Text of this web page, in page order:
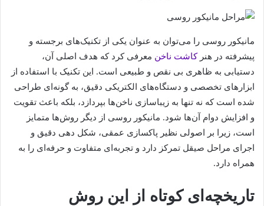
مانیکور روسی را می‌توان به عنوان یکی از تکنیک‌های برجسته و
پیشرفته در هنرکاشت ناخن معرفی کرد که هدف اصلی آن،
دستیابی به ظاهری بی‌ نقص و طبیعی است. این تکنیک با استفاده از
ابزارهای تخصصی و دستگاه‌های الکتریکی دقیق، به گونه‌ای طراحی
شده است که نه تنها به زیباسازی ناخن‌ها بپردازد، بلکه باعث تقویت
و افزایش دوام آن‌ها شود. مانیکور روسی از دیگر روش‌ها متمایز
است، زیرا بر اصولی نظیر پاکسازی عمقی، شکل دهی دقیق و
اجرای مراحل صیقل تمرکز دارد و تجربه‌ای متفاوت و حرفه‌ای را به
همراه دارد.
تاریخچه‌ای کوتاه از این روش